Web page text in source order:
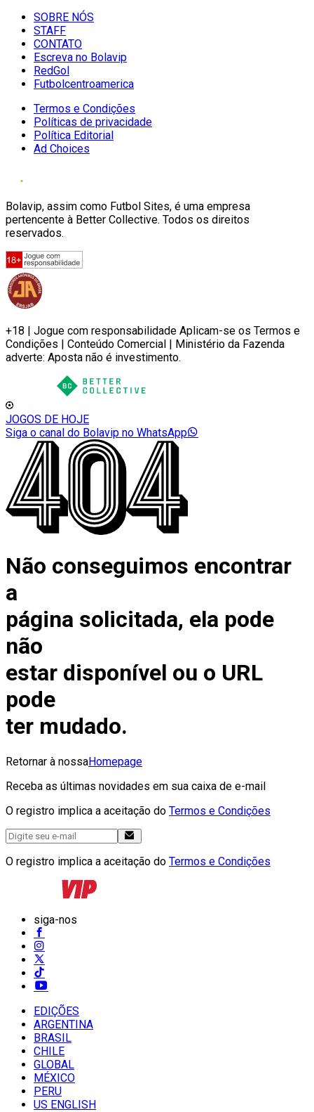
SOBRE NÓS
STAFF
CONTATO
Escreva no Bolavip
RedGol
Futbolcentroamerica
Termos e Condições
Políticas de privacidade
Política Editorial
Ad Choices
Bolavip, assim como Futbol Sites, é uma empresa
pertencente à Better Collective. Todos os direitos
reservados.
+18 | Jogue com responsabilidade Aplicam-se os Termos e
Condições | Conteúdo Comercial | Ministério da Fazenda
adverte: Aposta não é investimento.
JOGOS DE HOJE
Siga o canal do Bolavip no WhatsApp
Não conseguimos encontrar
a
página solicitada, ela pode
não
estar disponível ou o URL
pode
ter mudado.
Retornar à nossaHomepage
Receba as últimas novidades em sua caixa de e-mail
O registro implica a aceitação do Termos e Condições
O registro implica a aceitação do Termos e Condições
siga-nos
EDIÇÕES
ARGENTINA
BRASIL
CHILE
GLOBAL
MÉXICO
PERU
US ENGLISH